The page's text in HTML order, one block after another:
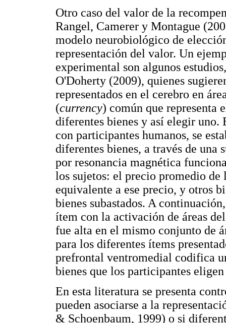
Otro caso del valor de la
Rangel, Camerer y Montague
modelo neurobiológico de
representación del valor. Un
experimental son algunos
O'Doherty (2009), quienes
representados en el cerebro en
(currency) común que representa
diferentes bienes y así elegir uno.
con participantes humanos, se
diferentes bienes, a través de una
por resonancia magnética
los sujetos: el precio promedio de
equivalente a ese precio, y otros
bienes subastados. A
ítem con la activación de áreas
fue alta en el mismo conjunto de
para los diferentes ítems
prefrontal ventromedial codifica
bienes que los participantes
En esta literatura se presenta
pueden asociarse a la
& Schoenbaum, 1999) o si